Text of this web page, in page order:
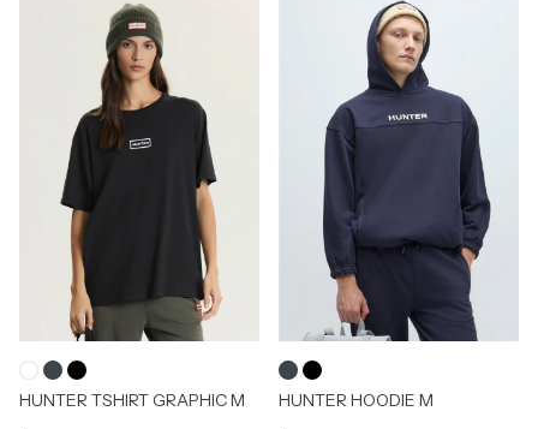
HUNTER TSHIRT GRAPHIC M HUNTER HOODIE M